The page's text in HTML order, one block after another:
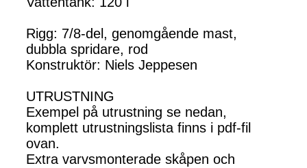
Rigg: 7/8-del, genomgående mast,
dubbla spridare, rod
Konstruktör: Niels Jeppesen
UTRUSTNING
Exempel på utrustning se nedan,
komplett utrustningslista finns i pdf-fil
ovan.
Extra varvsmonterade skåpen och